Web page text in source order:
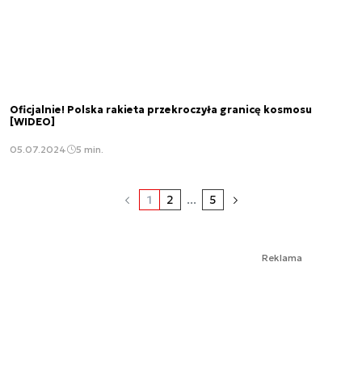
Oficjalnie! Polska rakieta przekroczyła granicę kosmosu
[WIDEO]
05.07.2024 5 min.
1 2 ... 5
Reklama